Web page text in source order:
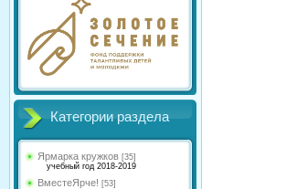
Категории раздела
Ярмарка кружков [35]
учебный год 2018-2019
ВместеЯрче! [53]